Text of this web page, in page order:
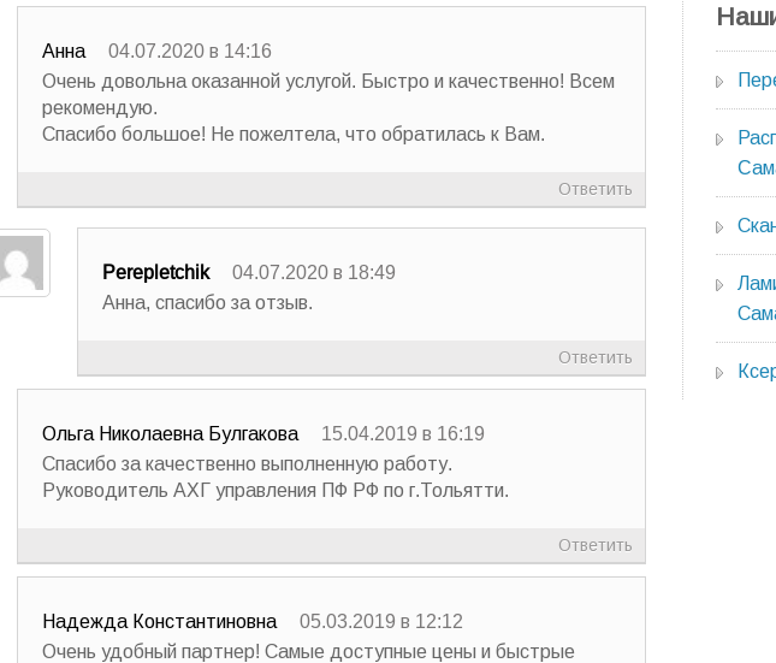
Анна
04.07.2020 в 14:16
Очень довольна оказанной услугой. Быстро и качественно! Всем
рекомендую.
Спасибо большое! Не пожелтела, что обратилась к Вам.
Ответить
Perepletchik
04.07.2020 в 18:49
Анна, спасибо за отзыв.
Ответить
Ольга Николаевна Булгакова
15.04.2019 в 16:19
Спасибо за качественно выполненную работу.
Руководитель АХГ управления ПФ РФ по г.Тольятти.
Ответить
Надежда Константиновна
05.03.2019 в 12:12
Очень удобный партнер! Самые доступные цены и быстрые